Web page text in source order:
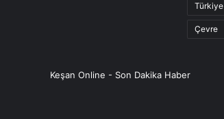
Türkiye
Çevre
Keşan Online - Son Dakika Haber